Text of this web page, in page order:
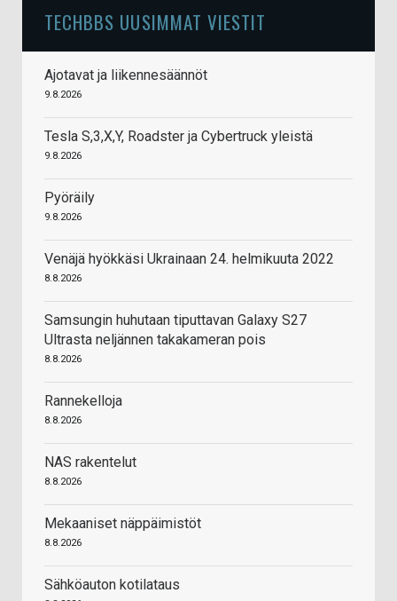
TECHBBS UUSIMMAT VIESTIT
Ajotavat ja liikennesäännöt
9.8.2026
Tesla S,3,X,Y, Roadster ja Cybertruck yleistä
9.8.2026
Pyöräily
9.8.2026
Venäjä hyökkäsi Ukrainaan 24. helmikuuta 2022
8.8.2026
Samsungin huhutaan tiputtavan Galaxy S27
Ultrasta neljännen takakameran pois
8.8.2026
Rannekelloja
8.8.2026
NAS rakentelut
8.8.2026
Mekaaniset näppäimistöt
8.8.2026
Sähköauton kotilataus